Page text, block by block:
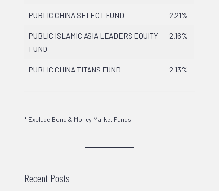
PUBLIC CHINA SELECT FUND 2.21%
PUBLIC ISLAMIC ASIA LEADERS EQUITY
FUND
2.16%
PUBLIC CHINA TITANS FUND 2.13%
* Exclude Bond & Money Market Funds
Recent Posts